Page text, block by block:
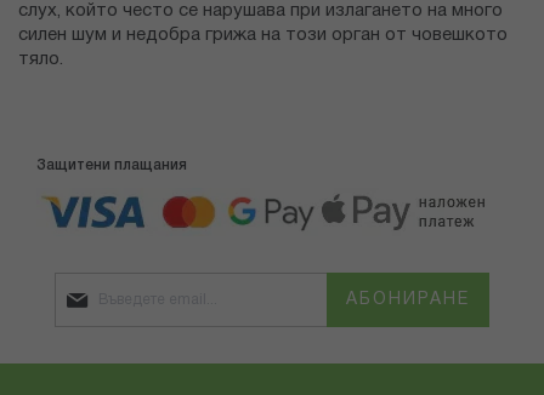
слух, който често се нарушава при излагането на много
силен шум и недобра грижа на този орган от човешкото
тяло.
Защитени плащания
АБОНИРАНЕ